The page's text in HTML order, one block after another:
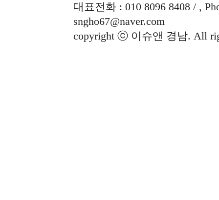
대표전화 : 010 8096 8408 / ,
sngho67@naver.com
copyright ⓒ 이슈앤 경남. All